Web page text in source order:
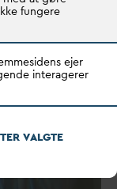
af regn i lys
Desuden er der
fungere
ejer
interagerer
VALGTE